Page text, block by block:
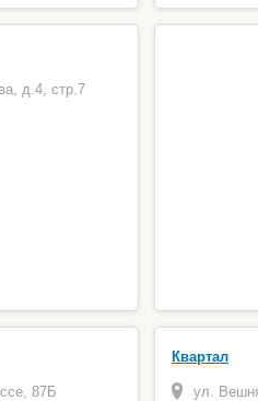
д.4, стр.7
87Б
Квартал
ул.